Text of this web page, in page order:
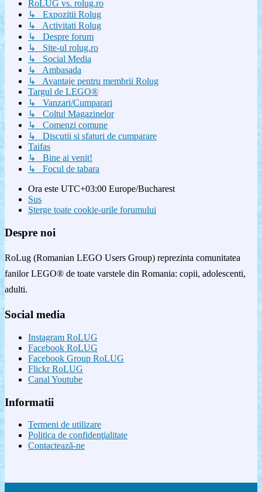
RoLUG vs. rolug.ro
↳ Expozitii Rolug
↳ Activitati Rolug
↳ Despre forum
↳ Site-ul rolug.ro
↳ Social Media
↳ Ambasada
↳ Avantaje pentru membrii Rolug
Targul de LEGO®
↳ Vanzari/Cumparari
↳ Coltul Magazinelor
↳ Comenzi comune
↳ Discutii si sfaturi de cumparare
Taifas
↳ Bine ai venit!
↳ Focul de tabara
Ora este UTC+03:00 Europe/Bucharest
Sus
Şterge toate cookie-urile forumului
Despre noi
RoLug (Romanian LEGO Users Group) reprezinta comunitatea
fanilor LEGO® de toate varstele din Romania: copii, adolescenti,
adulti.
Social media
Instagram RoLUG
Facebook RoLUG
Facebook Group RoLUG
Flickr RoLUG
Canal Youtube
Informatii
Termeni de utilizare
Politica de confidenţialitate
Contactează-ne